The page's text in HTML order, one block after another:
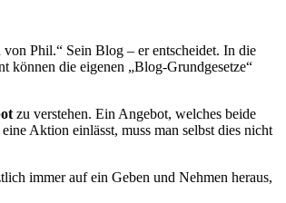
Phil.“ Sein Blog – er entscheidet. In die
können die eigenen „Blog-Grundgesetze“
zu verstehen. Ein Angebot, welches beide
Aktion einlässt, muss man selbst dies nicht
immer auf ein Geben und Nehmen heraus,